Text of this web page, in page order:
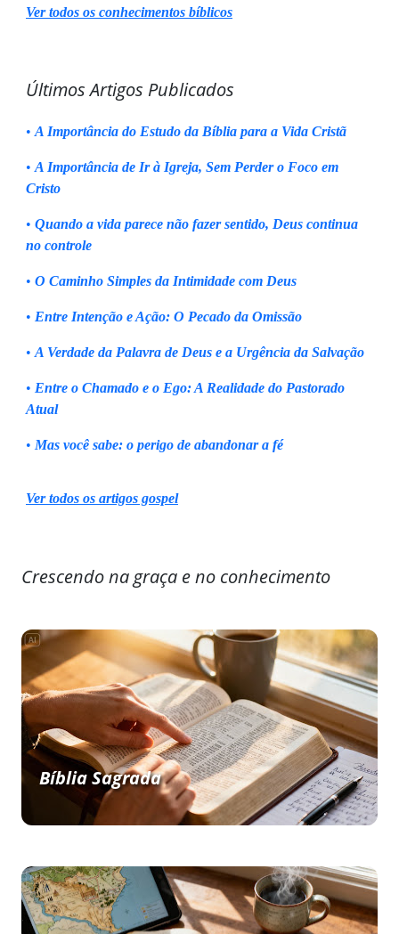
Ver todos os conhecimentos bíblicos
Últimos Artigos Publicados
• A Importância do Estudo da Bíblia para a Vida Cristã
• A Importância de Ir à Igreja, Sem Perder o Foco em
Cristo
• Quando a vida parece não fazer sentido, Deus continua
no controle
• O Caminho Simples da Intimidade com Deus
• Entre Intenção e Ação: O Pecado da Omissão
• A Verdade da Palavra de Deus e a Urgência da Salvação
• Entre o Chamado e o Ego: A Realidade do Pastorado
Atual
• Mas você sabe: o perigo de abandonar a fé
Ver todos os artigos gospel
Crescendo na graça e no conhecimento
Bíblia Sagrada